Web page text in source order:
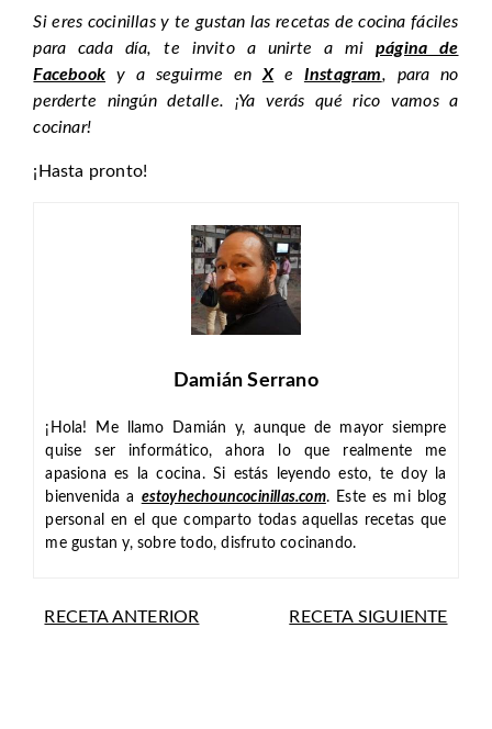
Si eres cocinillas y te gustan las recetas de cocina fáciles
para cada día, te invito a unirte a mipágina de
Facebook y a seguirme enXe Instagram, para no
perderte ningún detalle. ¡Ya verás qué rico vamos a
cocinar!
¡Hasta pronto!
Damián Serrano
¡Hola! Me llamo Damián y, aunque de mayor siempre
quise ser informático, ahora lo que realmente me
apasiona es la cocina. Si estás leyendo esto, te doy la
bienvenida a estoyhechouncocinillas.com. Este es mi blog
personal en el que comparto todas aquellas recetas que
me gustan y, sobre todo, disfruto cocinando.
RECETA ANTERIOR RECETA SIGUIENTE